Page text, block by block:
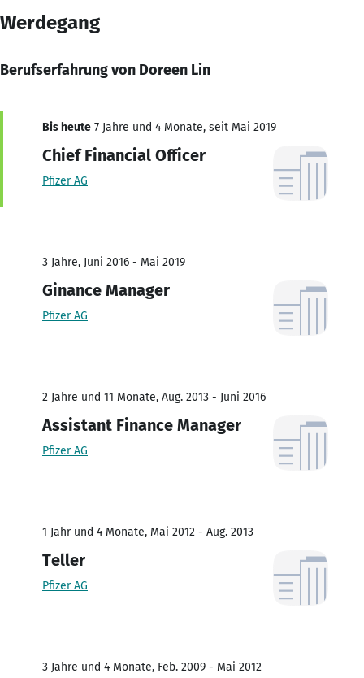
Werdegang
Berufserfahrung von Doreen Lin
Bis heute 7 Jahre und 4 Monate, seit Mai 2019
Chief Financial Officer
Pfizer AG
3 Jahre, Juni 2016 - Mai 2019
Ginance Manager
Pfizer AG
2 Jahre und 11 Monate, Aug. 2013 - Juni 2016
Assistant Finance Manager
Pfizer AG
1 Jahr und 4 Monate, Mai 2012 - Aug. 2013
Teller
Pfizer AG
3 Jahre und 4 Monate, Feb. 2009 - Mai 2012